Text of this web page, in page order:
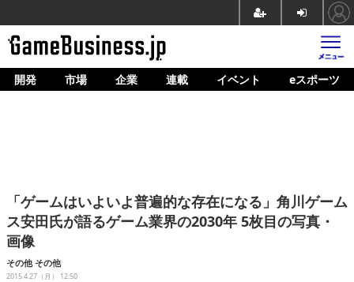
ホーム
企業動向
人材育成
産業政策
開発 市場 企業 連載 イベント eスポーツ
「ゲームはいよいよ普遍的な存在になる」角川ゲーム
ス安田氏が語るゲーム業界の2030年 5枚目の写真・
画像
その他 その他
2015.4.27（月） 12:50